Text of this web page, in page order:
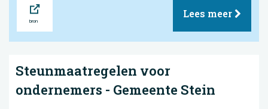
Lees meer
Steunmaatregelen voor
ondernemers - Gemeente Stein